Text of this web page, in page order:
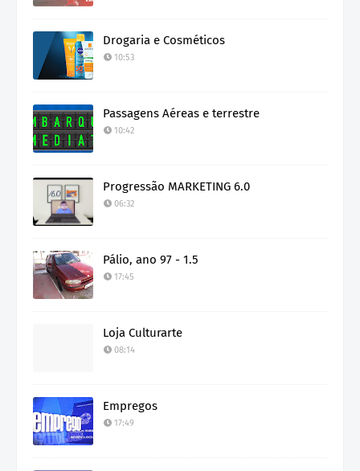
Drogaria e Cosméticos
10:53
Passagens Aéreas e terrestre
10:42
Progressão MARKETING 6.0
06:32
Pálio, ano 97 - 1.5
17:45
Loja Culturarte
08:14
Empregos
17:49